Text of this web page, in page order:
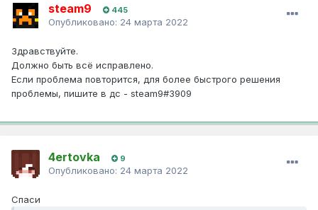
steam9 445
Опубликовано: 24 марта 2022
Здравствуйте.
Должно быть всё исправлено.
Если проблема повторится, для более быстрого решения
проблемы, пишите в дс - steam9#3909
4ertovka 9
Опубликовано: 24 марта 2022
Спаси